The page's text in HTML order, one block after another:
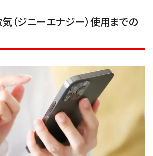
（ジニーエナジー）使用までの